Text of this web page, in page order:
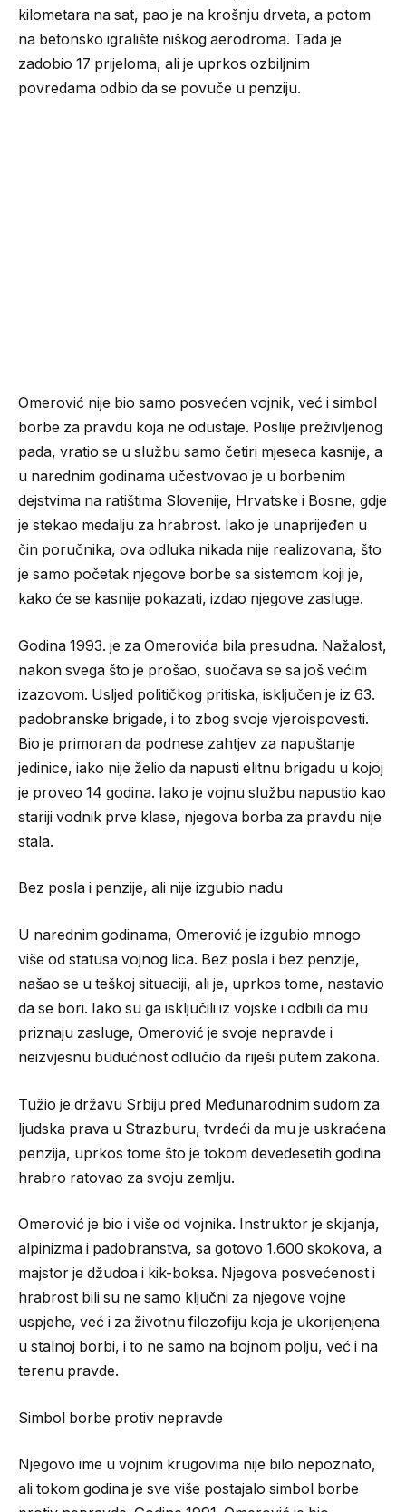
kilometara na sat, pao je na krošnju drveta, a potom
na betonsko igralište niškog aerodroma. Tada je
zadobio 17 prijeloma, ali je uprkos ozbiljnim
povredama odbio da se povuče u penziju.
Omerović nije bio samo posvećen vojnik, već i simbol
borbe za pravdu koja ne odustaje. Poslije preživljenog
pada, vratio se u službu samo četiri mjeseca kasnije, a
u narednim godinama učestvovao je u borbenim
dejstvima na ratištima Slovenije, Hrvatske i Bosne, gdje
je stekao medalju za hrabrost. Iako je unaprijeđen u
čin poručnika, ova odluka nikada nije realizovana, što
je samo početak njegove borbe sa sistemom koji je,
kako će se kasnije pokazati, izdao njegove zasluge.
Godina 1993. je za Omerovića bila presudna. Nažalost,
nakon svega što je prošao, suočava se sa još većim
izazovom. Usljed političkog pritiska, isključen je iz 63.
padobranske brigade, i to zbog svoje vjeroispovesti.
Bio je primoran da podnese zahtjev za napuštanje
jedinice, iako nije želio da napusti elitnu brigadu u kojoj
je proveo 14 godina. Iako je vojnu službu napustio kao
stariji vodnik prve klase, njegova borba za pravdu nije
stala.
Bez posla i penzije, ali nije izgubio nadu
U narednim godinama, Omerović je izgubio mnogo
više od statusa vojnog lica. Bez posla i bez penzije,
našao se u teškoj situaciji, ali je, uprkos tome, nastavio
da se bori. Iako su ga isključili iz vojske i odbili da mu
priznaju zasluge, Omerović je svoje nepravde i
neizvjesnu budućnost odlučio da riješi putem zakona.
Tužio je državu Srbiju pred Međunarodnim sudom za
ljudska prava u Strazburu, tvrdeći da mu je uskraćena
penzija, uprkos tome što je tokom devedesetih godina
hrabro ratovao za svoju zemlju.
Omerović je bio i više od vojnika. Instruktor je skijanja,
alpinizma i padobranstva, sa gotovo 1.600 skokova, a
majstor je džudoa i kik-boksa. Njegova posvećenost i
hrabrost bili su ne samo ključni za njegove vojne
uspjehe, već i za životnu filozofiju koja je ukorijenjena
u stalnoj borbi, i to ne samo na bojnom polju, već i na
terenu pravde.
Simbol borbe protiv nepravde
Njegovo ime u vojnim krugovima nije bilo nepoznato,
ali tokom godina je sve više postajalo simbol borbe